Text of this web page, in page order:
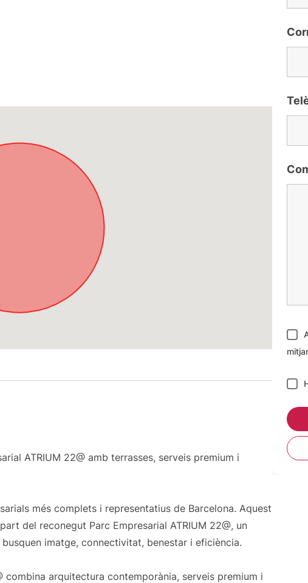
ATRIUM 22@ amb terrasses, serveis premium i
més complets i representatius de Barcelona. Aquest
del reconegut Parc Empresarial ATRIUM 22@, un
imatge, connectivitat, benestar i eficiència.
combina arquitectura contemporània, serveis premium i